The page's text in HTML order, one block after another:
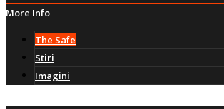
More Info
The Safe
Stiri
Imagini